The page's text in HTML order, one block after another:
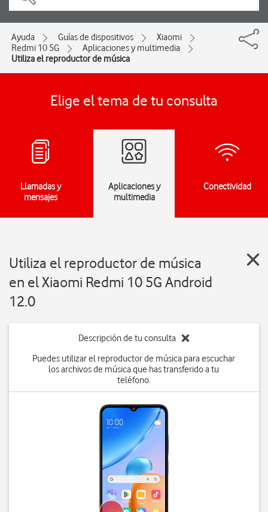
Ayuda Guías de dispositivos
Xiaomi
Redmi 10 5G
Aplicaciones y multimedia
Utiliza el reproductor de música
Elige el tema de tu consulta
Llamadas y
mensajes
Aplicaciones y
multimedia
Conectividad
Utiliza el reproductor de música
en el Xiaomi Redmi 10 5G Android
12.0
Descripción de tu consulta
Puedes utilizar el reproductor de música para escuchar
los archivos de música que has transferido a tu
teléfono.